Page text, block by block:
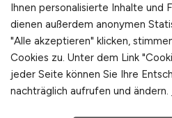
Arbeitgeber Kontakt
Karrierenetzwerk
Ihnen personalisierte Inhalte und
dienen außerdem anonymen
"Alle akzeptieren" klicken,
Cookies zu. Unter dem Link
jeder Seite können Sie Ihre
nachträglich aufrufen und ändern.